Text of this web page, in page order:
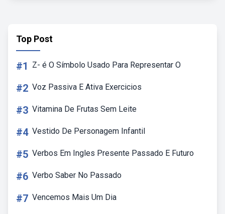
Top Post
#1 Z- é O Símbolo Usado Para Representar O
#2 Voz Passiva E Ativa Exercicios
#3 Vitamina De Frutas Sem Leite
#4 Vestido De Personagem Infantil
#5 Verbos Em Ingles Presente Passado E Futuro
#6 Verbo Saber No Passado
#7 Vencemos Mais Um Dia